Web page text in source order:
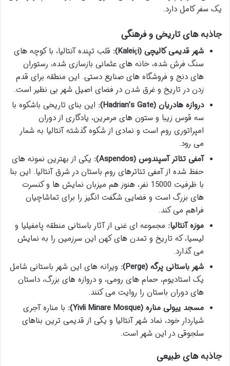
یک سفر کامل دارد.
جاذبه های تاریخی و فرهنگی
شهر قدیمی کالیچی (Kaleiçi):
قلب تپنده آنتالیا، با کوچه های
سنگ فرش شده، خانه های عثمانی بازسازی شده، رستوران
های دنج و فروشگاه های صنایع دستی. این منطقه برای قدم
زدن در تاریخ و غرق شدن در فضای اصیل شهر بی نظیر است.
دروازه هادریان (Hadrian’s Gate):
این بنای تاریخی باشکوه با
سه قوس زیبا و ستون های مرمرین، یادگاری از دوران
امپراتوری روم است و نمادی از شکوه گذشته آنتالیا به شمار
می رود.
آمفی تئاتر آسپندوس (Aspendos):
یکی از بهترین نمونه های
حفظ شده از آمفی تئاترهای روم باستان در شرق آنتالیا. این بنا
با ظرفیت 15000 نفر، هنوز هم میزبان نمایش ها و کنسرت
های بزرگ است و فضایی شگفت انگیز را برای تماشاچیان
فراهم می کند.
موزه آنتالیا: مجموعه ای غنی از آثار باستانی منطقه پامفیلیا و
لیسیا، که تاریخ و تمدن های کهن این سرزمین را به نمایش
می گذارد.
شهر باستانی پرگه (Perge):
ویرانه های این شهر باستانی شامل
یک استادیوم، حمام های رومی، و دروازه های بزرگ، داستان
های دوران باستان را روایت می کنند.
مسجد ییولی مناره (Yivli Minare Mosque):
با مناره آجری
شیاردار خود، نماد شهر آنتالیا و یکی از قدیمی ترین بناهای
سلجوقی در این شهر است.
جاذبه های طبیعی